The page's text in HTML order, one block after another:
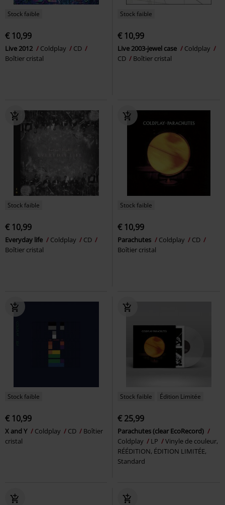
Stock faible
€ 10,99
Live 2012 Coldplay
CD
Boîtier cristal
Stock faible
€ 10,99
Live 2003-jewel case
Coldplay
CD
Boîtier cristal
Stock faible
€ 10,99
Everyday life Coldplay
CD
Boîtier cristal
Stock faible
€ 10,99
Parachutes Coldplay
CD
Boîtier cristal
Stock faible
€ 10,99
X and Y Coldplay CD
Boîtier
cristal
Stock faible Édition Limitée
€ 25,99
Parachutes (clear EcoRecord)
Coldplay
LP
Vinyle de couleur,
RÉÉDITION, ÉDITION LIMITÉE,
Standard